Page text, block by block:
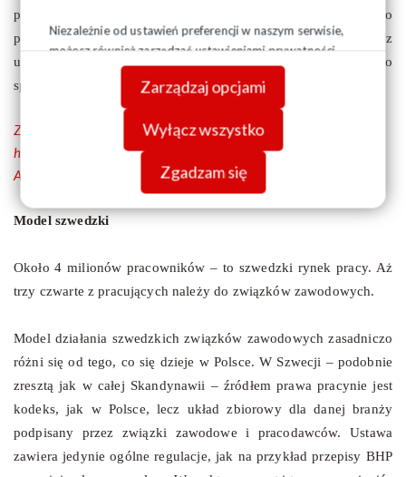
Niezależnie od ustawień preferencji w naszym serwisie,
możesz również zarządzać ustawieniami prywatności
swojej przeglądarki. Więcej informacji o przetwarzaniu
danych znajdziesz wPolityce prywatności.
Zarządzaj opcjami
Wyłącz wszystko
Zgadzam się
podejmowane są w efekcie dialogu społecznego prowadzonego
przez rząd, konfederacje pracodawców i pracowników, z
udziałem przedstawicieli samorządów terytorialnych (jeśli jest to
sprawa lokalna lub regionalna) i partii politycznych.
Zobacz pełny tekst artykułu - pdf tutaj
http://www.poranny.pl/apps/pbcs.dll/article?
AID=/20150605/SOLIDARNOSC/150609690
Model szwedzki
Około 4 milionów pracowników – to szwedzki rynek pracy. Aż
trzy czwarte z pracujących należy do związków zawodowych.
Model działania szwedzkich związków zawodowych zasadniczo
różni się od tego, co się dzieje w Polsce. W Szwecji – podobnie
zresztą jak w całej Skandynawii – źródłem prawa pracynie jest
kodeks, jak w Polsce, lecz układ zbiorowy dla danej branży
podpisany przez związki zawodowe i pracodawców. Ustawa
zawiera jedynie ogólne regulacje, jak na przykład przepisy BHP